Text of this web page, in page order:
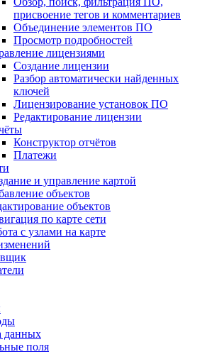
присвоение тегов и комментариев
Объединение элементов ПО
Просмотр подробностей
лицензиями
Создание лицензии
Разбор автоматически найденных
ключей
Лицензирование установок ПО
Редактирование лицензии
Конструктор отчётов
Платежи
и управление картой
объектов
объектов
по карте сети
с узлами на карте
данных
поля